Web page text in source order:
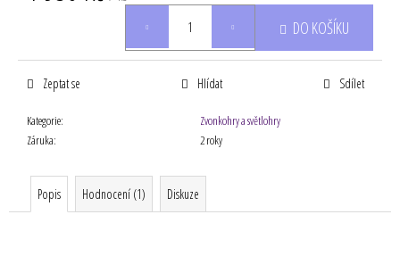
DO KOŠÍKU
Kategorie:
Zvonkohry a světlohry
Záruka: 2 roky
Zeptat se Hlídat Sdílet
Popis Hodnocení (1) Diskuze